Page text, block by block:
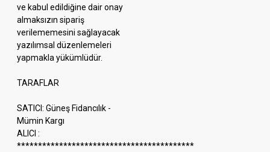
ve kabul edildiğine dair onay
almaksızın sipariş
verilememesini sağlayacak
yazılımsal düzenlemeleri
yapmakla yükümlüdür.
TARAFLAR
SATICI: Güneş Fidancılık -
Mümin Kargı
ALICI :
******************************************